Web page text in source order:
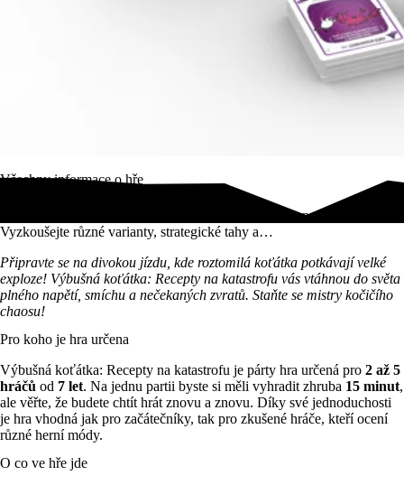
Všechny informace o hře
Nové herní módy přináší Výbušná koťátka: Recepty na katastrofu!
Vyzkoušejte různé varianty, strategické tahy a…
Připravte se na divokou jízdu, kde roztomilá koťátka potkávají velké
exploze! Výbušná koťátka: Recepty na katastrofu vás vtáhnou do světa
plného napětí, smíchu a nečekaných zvratů. Staňte se mistry kočičího
chaosu!
Pro koho je hra určena
Výbušná koťátka: Recepty na katastrofu je párty hra určená pro 2 až 5
hráčů od 7 let. Na jednu partii byste si měli vyhradit zhruba 15 minut,
ale věřte, že budete chtít hrát znovu a znovu. Díky své jednoduchosti
je hra vhodná jak pro začátečníky, tak pro zkušené hráče, kteří ocení
různé herní módy.
O co ve hře jde